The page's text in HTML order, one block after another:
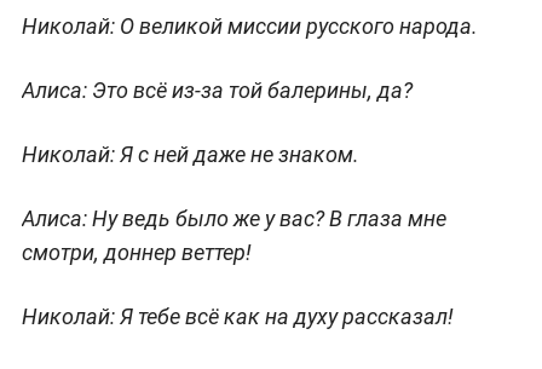
Николай:О великой миссии русского народа.
Алиса:Это всё из-за той балерины, да?
Николай:Я с ней даже не знаком.
Алиса:Ну ведь было же у вас? В глаза мне
смотри, доннер веттер!
Николай:Я тебе всё как на духу рассказал!